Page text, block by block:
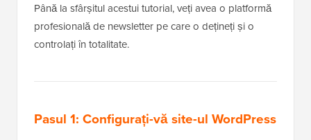
Până la sfârșitul acestui tutorial, veți avea o platformă
profesională de newsletter pe care o dețineți și o
controlați în totalitate.
Pasul 1: Configurați-vă site-ul WordPress